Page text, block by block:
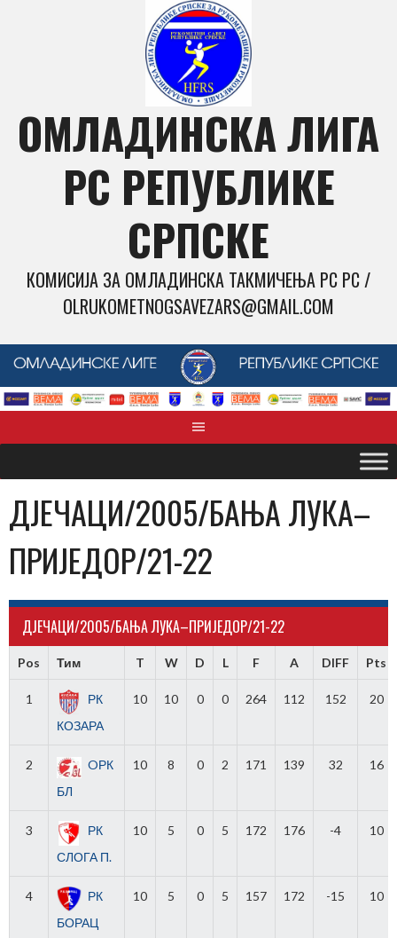
ОМЛАДИНСКА ЛИГА
РС РЕПУБЛИКЕ
СРПСКЕ
КОМИСИЈА ЗА ОМЛАДИНСКА ТАКМИЧЕЊА РС РС /
OLRUKOMETNOGSAVEZARS@GMAIL.COM
ДЈЕЧАЦИ/2005/БАЊА ЛУКА–
ПРИЈЕДОР/21-22
ДЈЕЧАЦИ/2005/БАЊА ЛУКА–ПРИЈЕДОР/21-22
Pos Тим T W D L F A DIFF Pts
1
РК
КОЗАРА
10 10 0 0 264 112 152 20
2
OРК
БЛ
10 8 0 2 171 139 32 16
3
РК
СЛОГА П.
10 5 0 5 172 176 -4 10
4
РК
БОРАЦ
10 5 0 5 157 172 -15 10